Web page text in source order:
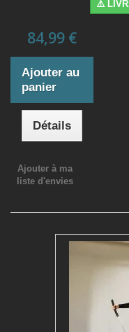
⚠️
84,99 €
Ajouter au
panier
Détails
Ajouter à ma
liste d'envies